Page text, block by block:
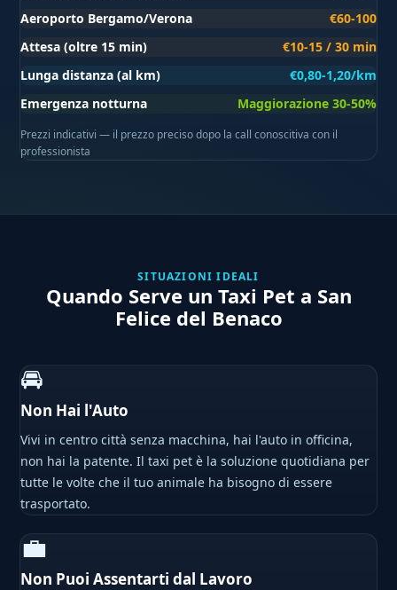
Aeroporto Bergamo/Verona
€60-100
Attesa (oltre 15 min)
€10-15 / 30 min
Lunga distanza (al km)
€0,80-1,20/km
Emergenza notturna
Maggiorazione 30-50%
Prezzi indicativi — il prezzo preciso dopo la call conoscitiva con il
professionista
SITUAZIONI IDEALI
Quando Serve un Taxi Pet a San
Felice del Benaco
🚘
Non Hai l'Auto
Vivi in centro città senza macchina, hai l'auto in officina,
non hai la patente. Il taxi pet è la soluzione quotidiana per
tutte le volte che il tuo animale ha bisogno di essere
trasportato.
💼
Non Puoi Assentarti dal Lavoro